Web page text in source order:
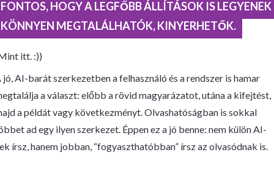
FONTOS, HOGY A LEGFŐBB ÁLLÍTÁSOK IS LEGYENEK
KÖNNYEN MEGTALÁLHATÓK, KINYERHETŐK.
itt. :))
jó, AI-barát szerkezetben a felhasználó és a rendszer is hamar
a választ: előbb a rövid magyarázatot, utána a kifejtést,
a példát vagy következményt. Olvashatóságban is sokkal
ad egy ilyen szerkezet. Éppen ez a jó benne: nem külön AI-
írsz, hanem jobban, “fogyaszthatóbban” írsz az olvasódnak is.